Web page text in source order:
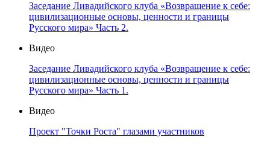
Заседание Ливадийского клуба «Возвращение к себе:
цивилизационные основы, ценности и границы
Русского мира» Часть 2.
Видео
Заседание Ливадийского клуба «Возвращение к себе:
цивилизационные основы, ценности и границы
Русского мира» Часть 1.
Видео
Проект "Точки Роста" глазами участников